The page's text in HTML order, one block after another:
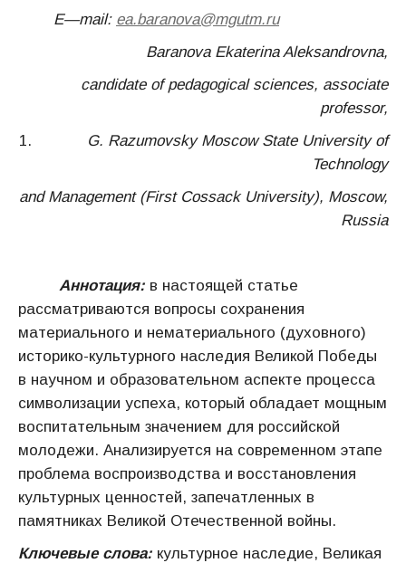
E—mail: ea.baranova@mgutm.ru
Baranova Ekaterina Aleksandrovna,
candidate of pedagogical sciences, associate
professor,
G. Razumovsky Moscow State University of
Technology
and Management (First Cossack University), Moscow,
Russia
Аннотация: в настоящей статье
рассматриваются вопросы сохранения
материального и нематериального (духовного)
историко-культурного наследия Великой Победы
в научном и образовательном аспекте процесса
символизации успеха, который обладает мощным
воспитательным значением для российской
молодежи. Анализируется на современном этапе
проблема воспроизводства и восстановления
культурных ценностей, запечатленных в
памятниках Великой Отечественной войны.
Ключевые слова: культурное наследие, Великая